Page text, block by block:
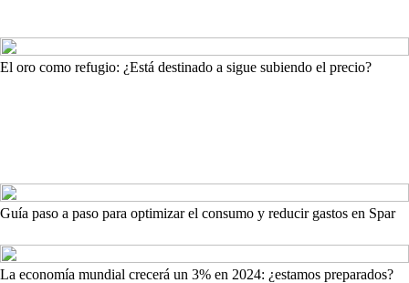
El oro como refugio: ¿Está destinado a sigue subiendo el precio?
Guía paso a paso para optimizar el consumo y reducir gastos en Spar
La economía mundial crecerá un 3% en 2024: ¿estamos preparados?